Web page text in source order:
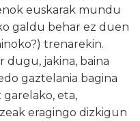
euskarak mundu
galdu behar ez duen
trenarekin.
jakina, baina
gaztelania bagina
garelako, eta,
eragingo dizkigun